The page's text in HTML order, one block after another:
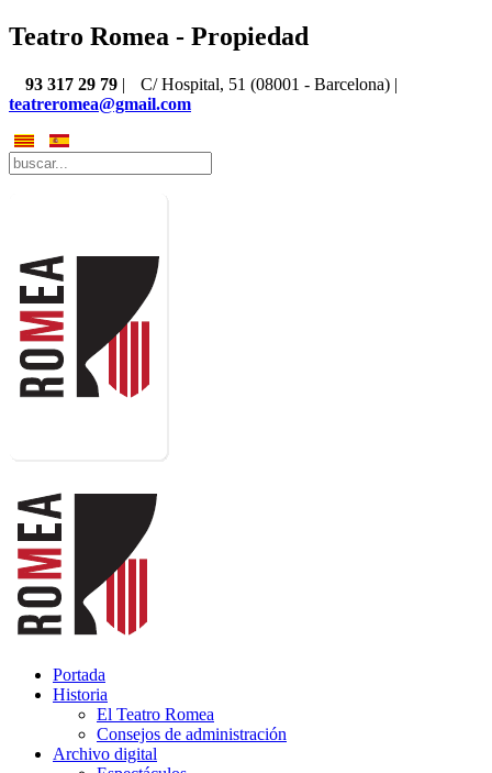
Teatro Romea - Propiedad
93 317 29 79 |
C/ Hospital, 51 (08001 - Barcelona) |
teatreromea@gmail.com
Portada
Historia
El Teatro Romea
Consejos de administración
Archivo digital